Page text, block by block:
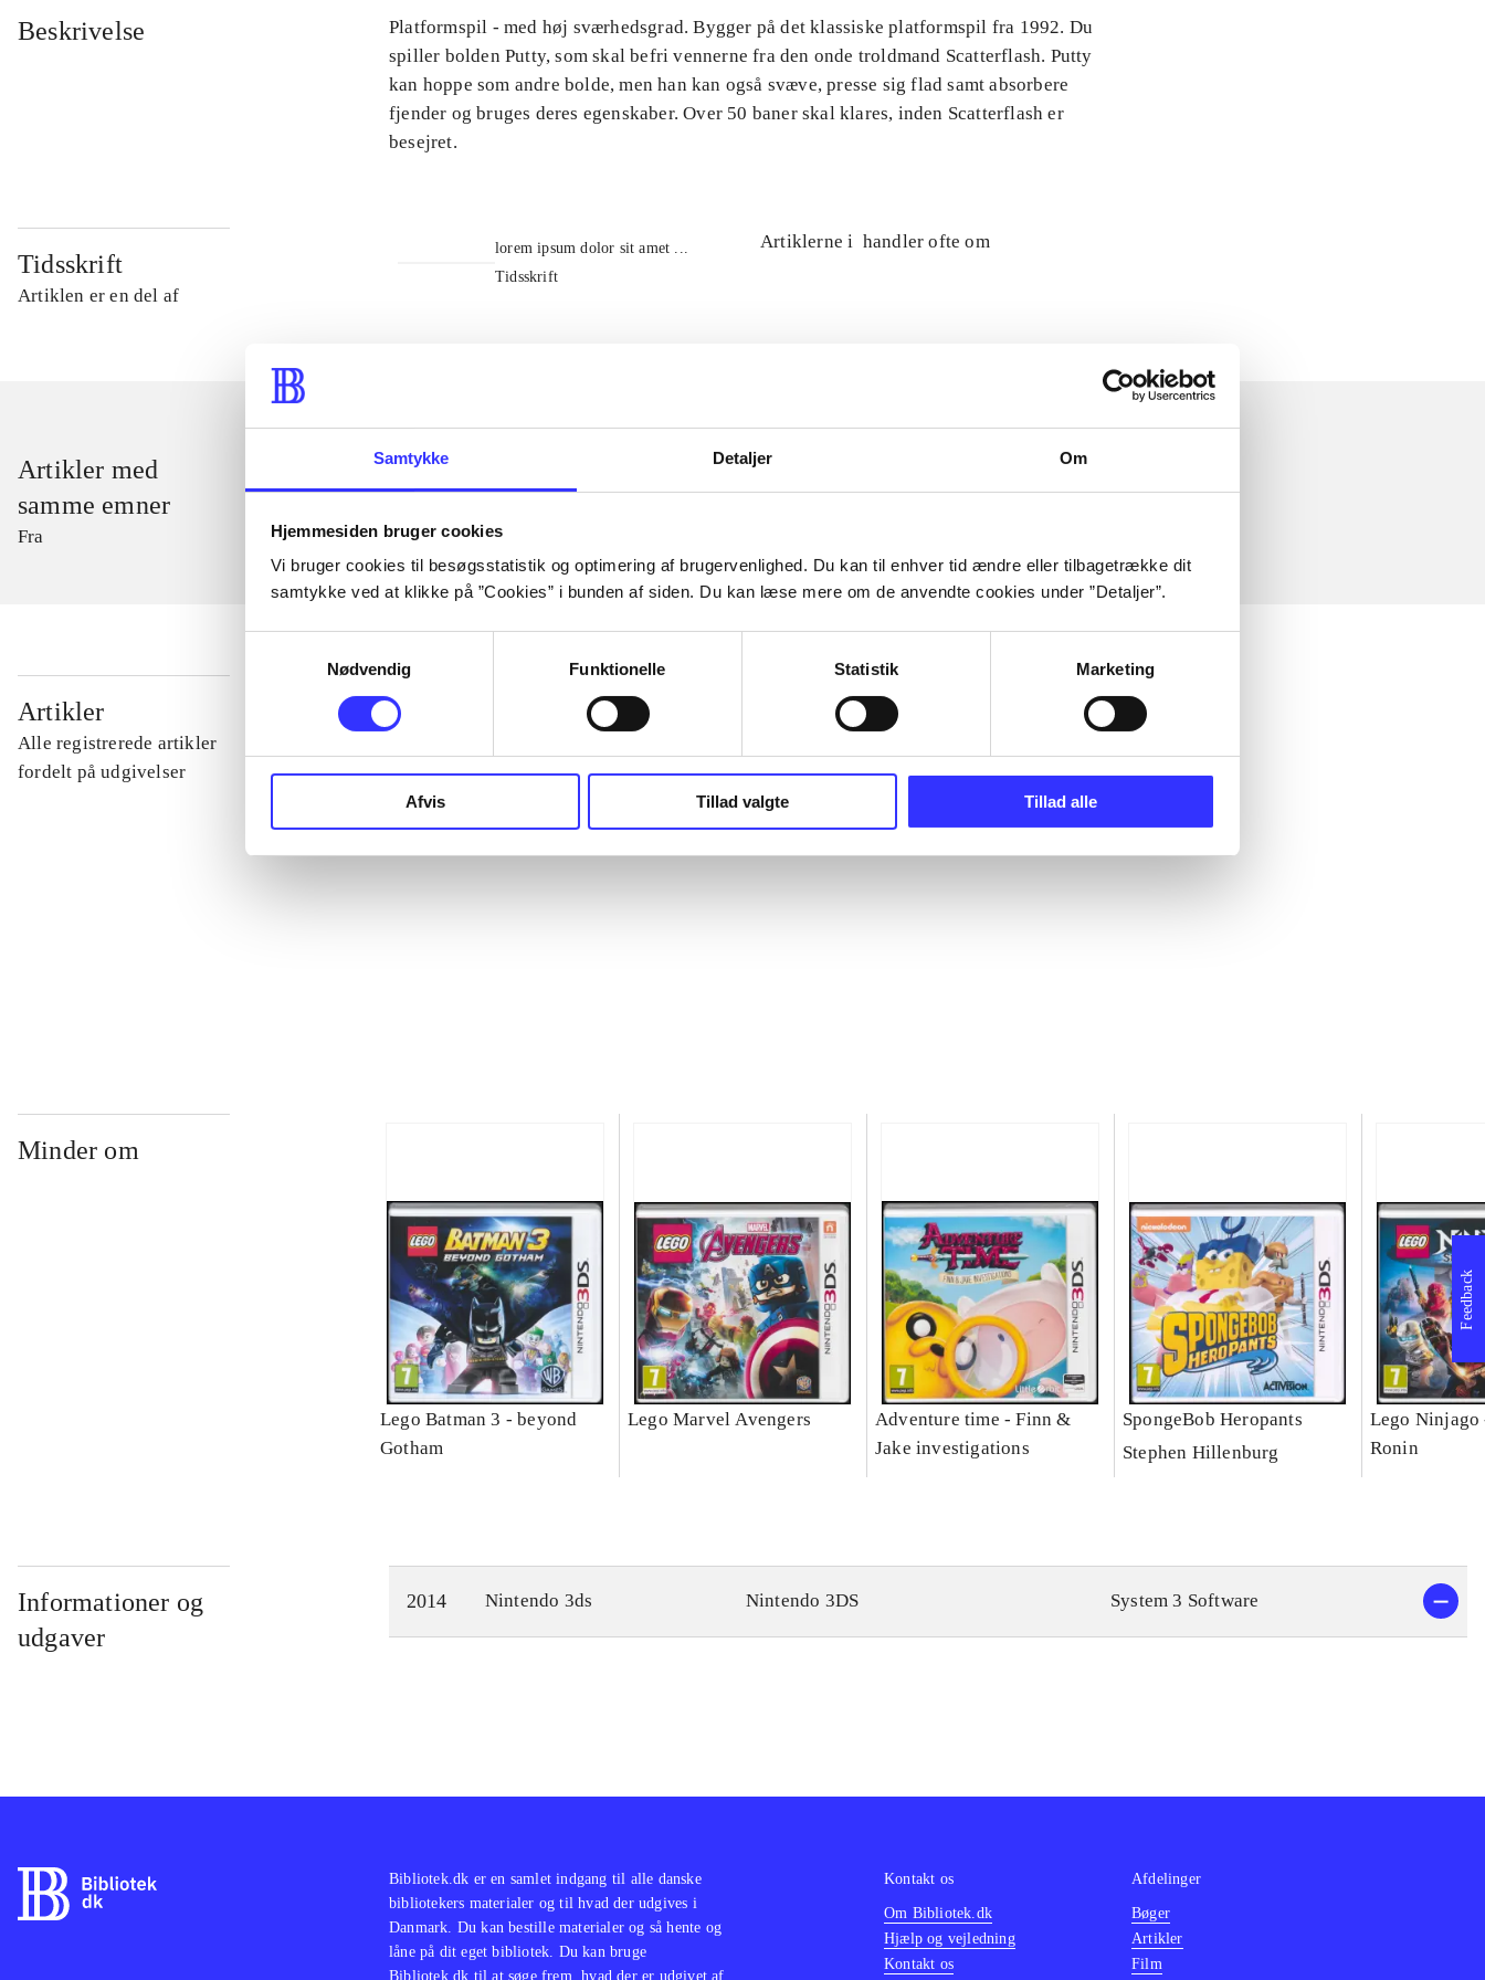
Samtykke Detaljer Om
Hjemmesiden bruger cookies
Vi bruger cookies til besøgsstatistik og optimering af brugervenlighed. Du kan til enhver tid ændre eller tilbagetrække dit
samtykke ved at klikke på ”Cookies” i bunden af siden. Du kan læse mere om de anvendte cookies under ”Detaljer”.
Nødvendig
Funktionelle Statistik Marketing
Afvis Tillad valgte Tillad alle
Beskrivelse
Platformspil - med høj sværhedsgrad. Bygger på det klassiske platformspil fra 1992. Du
spiller bolden Putty, som skal befri vennerne fra den onde troldmand Scatterflash. Putty
kan hoppe som andre bolde, men han kan også svæve, presse sig flad samt absorbere
fjender og bruges deres egenskaber. Over 50 baner skal klares, inden Scatterflash er
besejret.
Tidsskrift
Artiklen er en del af
lorem ipsum dolor sit amet ...
Tidsskrift
Artiklerne i handler ofte om
Artikler med
samme emner
Fra
Artikler
Alle registrerede artikler
fordelt på udgivelser
...
Minder om
Lego Batman 3 - beyond
Gotham
Lego Marvel Avengers
Adventure time - Finn &
Jake investigations
SpongeBob Heropants
Stephen Hillenburg
Lego Ninjago
Ronin
Informationer og
udgaver
2014 Nintendo 3ds Nintendo 3DS System 3 Software
Feedback
Bibliotek.dk er en samlet indgang til alle danske
bibliotekers materialer og til hvad der udgives i
Danmark. Du kan bestille materialer og så hente og
låne på dit eget bibliotek. Du kan bruge
Bibliotek.dk til at søge frem, hvad der er udgivet af
Kontakt os
Om Bibliotek.dk
Hjælp og vejledning
Kontakt os
Afdelinger
Bøger
Artikler
Film